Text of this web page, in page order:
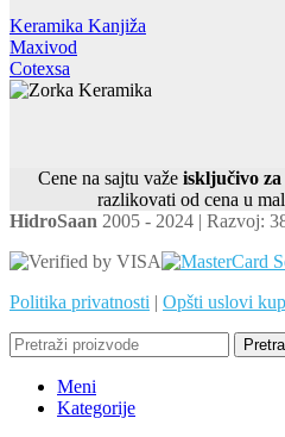
Keramika Kanjiža
Maxivod
Cotexsa
Cene na sajtu važe isključivo
razlikovati od cena u
HidroSaan 2005 - 2024 | Razvoj:
Politika privatnosti | Opšti uslovi
Meni
Kategorije